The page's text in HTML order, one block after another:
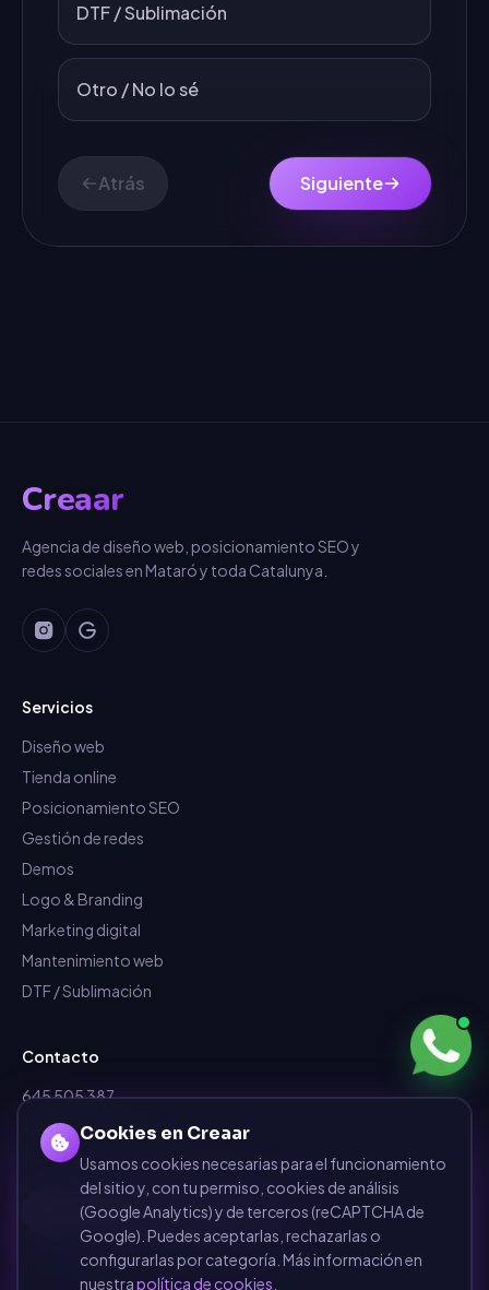
DTF / Sublimación
Otro / No lo sé
Atrás Siguiente
Creaar
Agencia de diseño web, posicionamiento SEO y
redes sociales en Mataró y toda Catalunya.
Servicios
Diseño web
Tienda online
Posicionamiento SEO
Gestión de redes
Demos
Logo & Branding
Marketing digital
Mantenimiento web
DTF / Sublimación
Contacto
645 505 387
info@dependalium.com
Mataró(Barcelona)
Déjanos tu reseña en Google
Cookies en Creaar
Usamos cookies necesarias para el funcionamiento
del sitio y, con tu permiso, cookies de análisis
(Google Analytics) y de terceros (reCAPTCHA de
Google). Puedes aceptarlas, rechazarlas o
configurarlas por categoría. Más información en
nuestrapolítica de cookies